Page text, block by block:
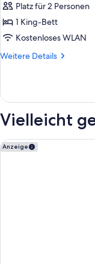
Platz für 2 Personen
1 King-Bett
Kostenloses WLAN
Weitere Details
Weitere
Zimmer,
Bett
Vielleicht
Anzeige
Residence Inn